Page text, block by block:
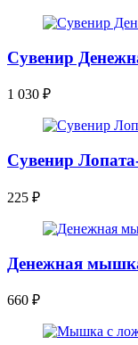
Сувенир
1 030 ₽
Сувенир
225 ₽
Денежная
660 ₽